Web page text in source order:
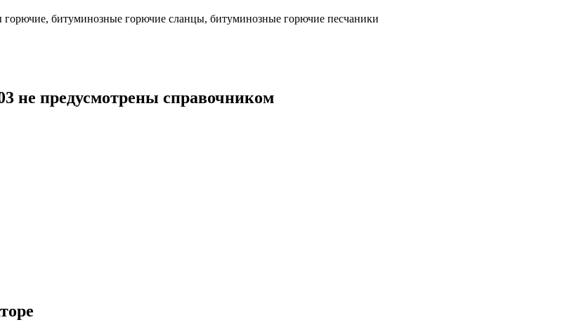
битуминозные горючие сланцы, битуминозные горючие песчаники
не предусмотрены справочником